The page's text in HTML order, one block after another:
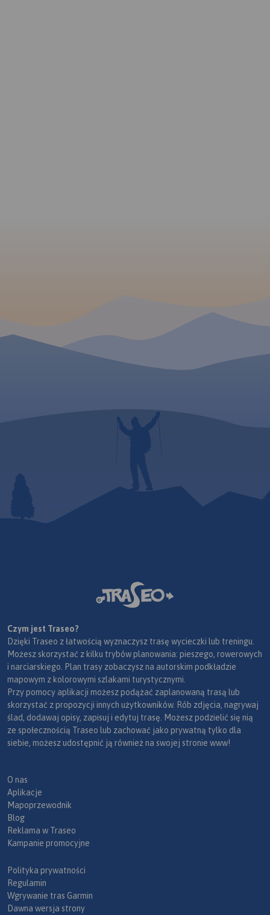
Czym jest Traseo?
Dzięki Traseo z łatwością wyznaczysz trasę wycieczki lub treningu.
Możesz skorzystać z kilku trybów planowania: pieszego, rowerowych
i narciarskiego. Plan trasy zobaczysz na autorskim podkładzie
mapowym z kolorowymi szlakami turystycznymi.
Przy pomocy aplikacji możesz podążać zaplanowaną trasą lub
skorzystać z propozycji innych użytkowników. Rób zdjęcia, nagrywaj
ślad, dodawaj opisy, zapisuj i edytuj trasę. Możesz podzielić się nią
ze społecznością Traseo lub zachować jako prywatną tylko dla
siebie, możesz udostępnić ją również na swojej stronie www!
O nas
Aplikacje
Mapoprzewodnik
Blog
Reklama w Traseo
Kampanie promocyjne
Polityka prywatności
Regulamin
Wgrywanie tras Garmin
Dawna wersja strony